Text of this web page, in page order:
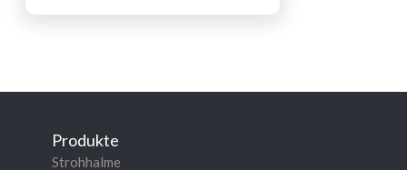
Produkte
Strohhalme